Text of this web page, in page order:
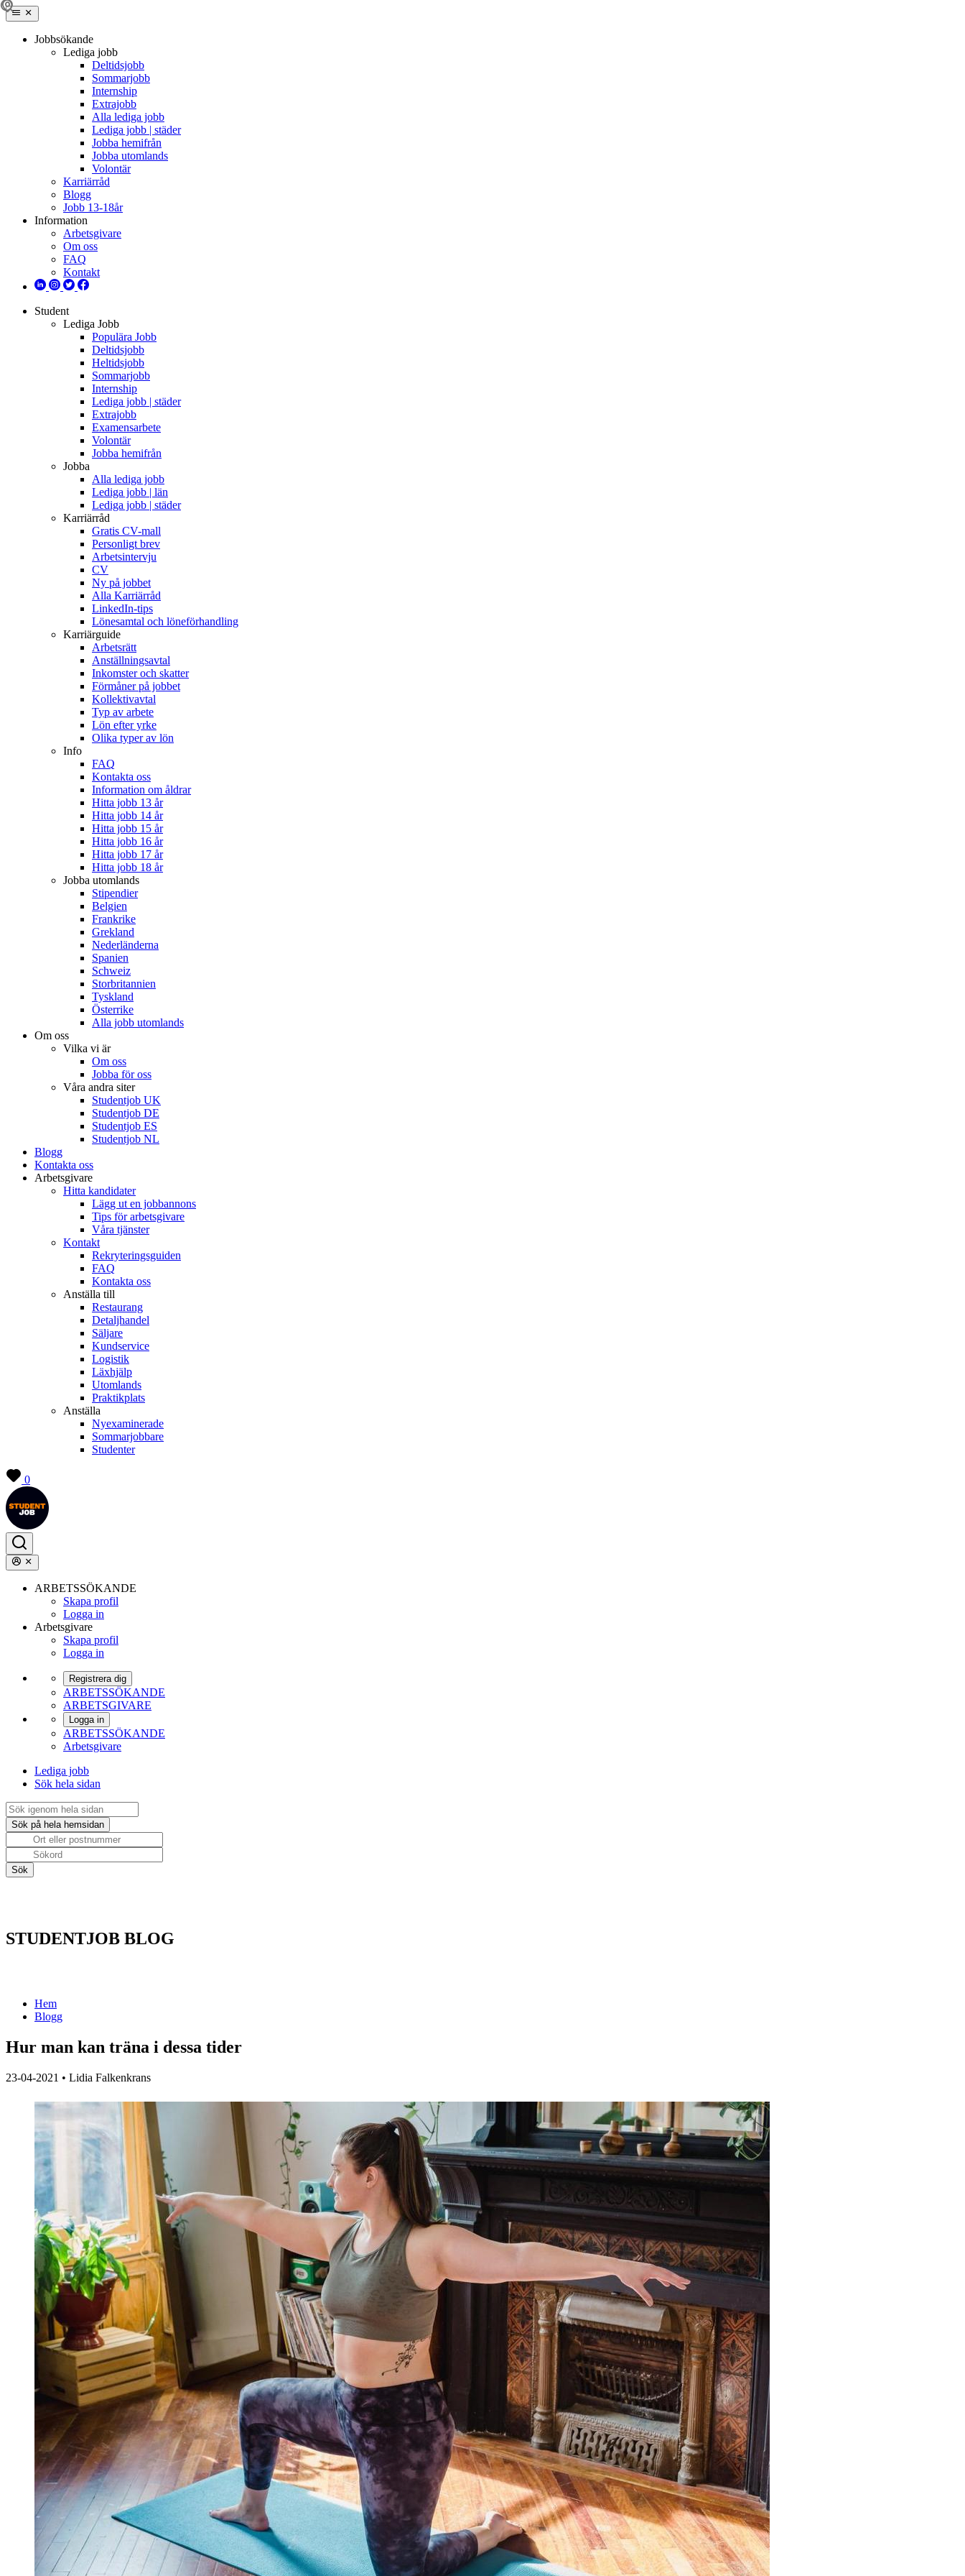
Jobbsökande
Lediga jobb
Deltidsjobb
Sommarjobb
Internship
Extrajobb
Alla lediga jobb
Lediga jobb | städer
Jobba hemifrån
Jobba utomlands
Volontär
Karriärråd
Blogg
Jobb 13-18år
Information
Arbetsgivare
Om oss
FAQ
Kontakt
Student
Lediga Jobb
Populära Jobb
Deltidsjobb
Heltidsjobb
Sommarjobb
Internship
Lediga jobb | städer
Extrajobb
Examensarbete
Volontär
Jobba hemifrån
Jobba
Alla lediga jobb
Lediga jobb | län
Lediga jobb | städer
Karriärråd
Gratis CV-mall
Personligt brev
Arbetsintervju
CV
Ny på jobbet
Alla Karriärråd
LinkedIn-tips
Lönesamtal och löneförhandling
Karriärguide
Arbetsrätt
Anställningsavtal
Inkomster och skatter
Förmåner på jobbet
Kollektivavtal
Typ av arbete
Lön efter yrke
Olika typer av lön
Info
FAQ
Kontakta oss
Information om åldrar
Hitta jobb 13 år
Hitta jobb 14 år
Hitta jobb 15 år
Hitta jobb 16 år
Hitta jobb 17 år
Hitta jobb 18 år
Jobba utomlands
Stipendier
Belgien
Frankrike
Grekland
Nederländerna
Spanien
Schweiz
Storbritannien
Tyskland
Österrike
Alla jobb utomlands
Om oss
Vilka vi är
Om oss
Jobba för oss
Våra andra siter
Studentjob UK
Studentjob DE
Studentjob ES
Studentjob NL
Blogg
Kontakta oss
Arbetsgivare
Hitta kandidater
Lägg ut en jobbannons
Tips för arbetsgivare
Våra tjänster
Kontakt
Rekryteringsguiden
FAQ
Kontakta oss
Anställa till
Restaurang
Detaljhandel
Säljare
Kundservice
Logistik
Läxhjälp
Utomlands
Praktikplats
Anställa
Nyexaminerade
Sommarjobbare
Studenter
0
ARBETSSÖKANDE
Skapa profil
Logga in
Arbetsgivare
Skapa profil
Logga in
Registrera dig
ARBETSSÖKANDE
ARBETSGIVARE
Logga in
ARBETSSÖKANDE
Arbetsgivare
Lediga jobb
Sök hela sidan
STUDENTJOB BLOG
Hem
Blogg
Hur man kan träna i dessa tider
23-04-2021 • Lidia Falkenkrans